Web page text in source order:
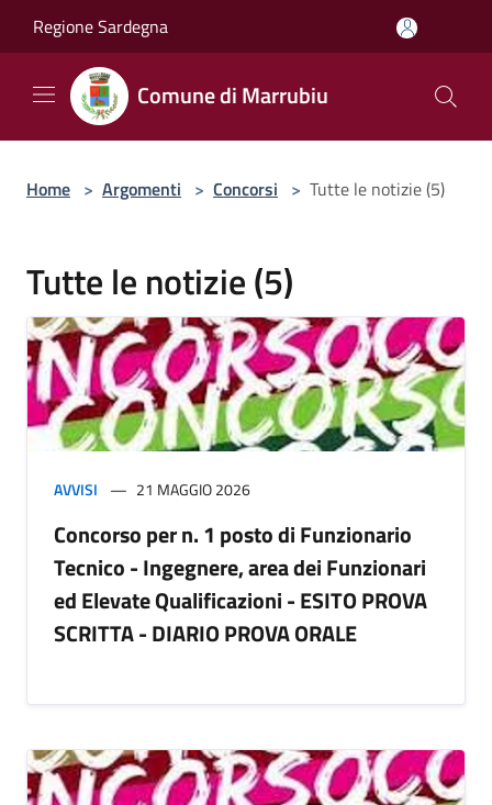
Regione Sardegna
Comune di Marrubiu
Home > Argomenti > Concorsi > Tutte le notizie (5)
Tutte le notizie (5)
AVVISI 21 MAGGIO 2026
Concorso per n. 1 posto di Funzionario
Tecnico - Ingegnere, area dei Funzionari
ed Elevate Qualificazioni - ESITO PROVA
SCRITTA - DIARIO PROVA ORALE